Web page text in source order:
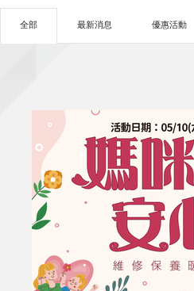
全部 最新消息 優惠活動